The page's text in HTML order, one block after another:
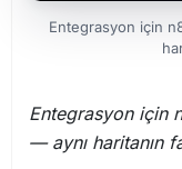
Entegrasyon için
Entegrasyon için
— aynı haritanın